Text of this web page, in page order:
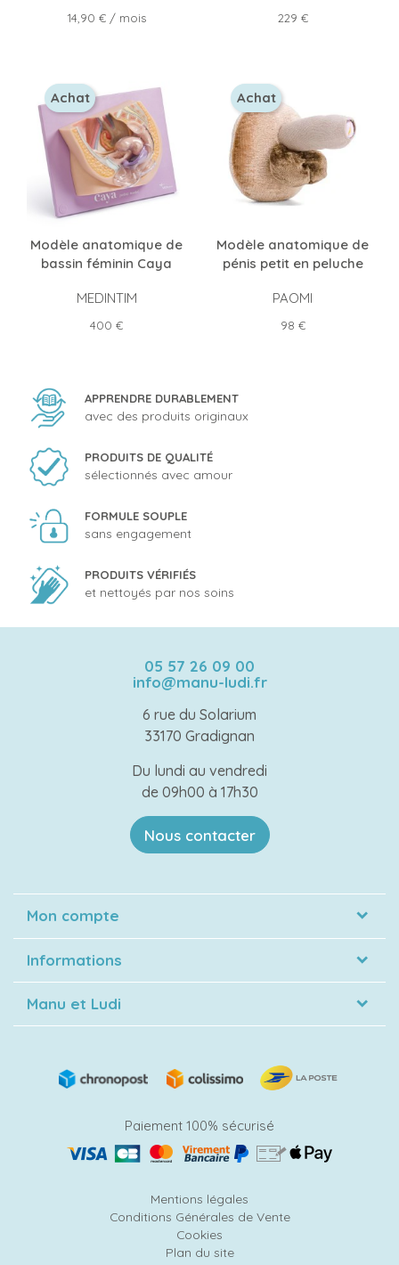
Prix
14,90 €/ mois Prix
229 €
Modèle anatomique de
bassin féminin Caya
MEDINTIM
Prix
400 €
Achat
Modèle anatomique de
pénis petit en peluche
PAOMI
Prix
98 €
Achat
APPRENDRE DURABLEMENT
avec des produits originaux
PRODUITS DE QUALITÉ
sélectionnés avec amour
FORMULE SOUPLE
sans engagement
PRODUITS VÉRIFIÉS
et nettoyés par nos soins
05 57 26 09 00
info@manu-ludi.fr
6 rue du Solarium
33170 Gradignan
Du lundi au vendredi
de 09h00 à 17h30
Nous contacter
Mon compte
Informations
Manu et Ludi
Paiement 100% sécurisé
Mentions légales
Conditions Générales de Vente
Cookies
Plan du site